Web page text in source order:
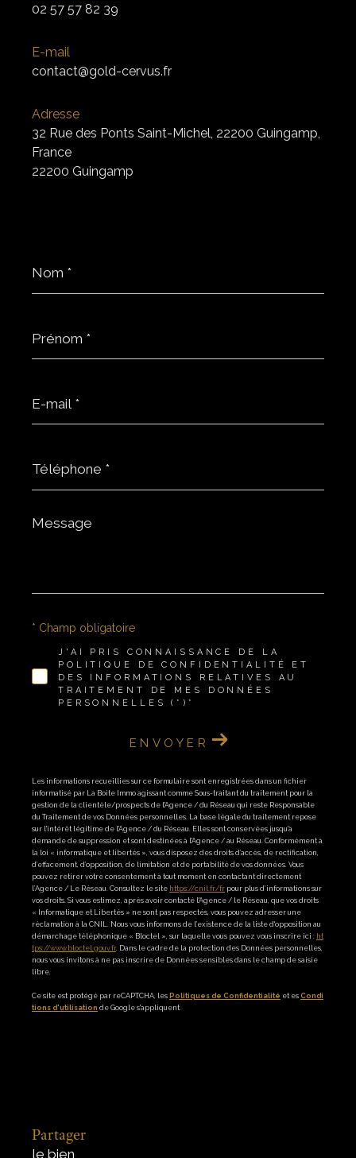
02 57 57 82 39
E-mail
contact@gold-cervus.fr
Adresse
32 Rue des Ponts Saint-Michel, 22200 Guingamp,
France
22200 Guingamp
*
*
mail
*
*
Message
*
J'AI PRIS CONNAISSANCE DE LA
POLITIQUE DE CONFIDENTIALITÉ ET
DES INFORMATIONS RELATIVES AU
TRAITEMENT DE MES DONNÉES
PERSONNELLES (*)*
* Champ obligatoire
ENVOYER
Les informations recueillies sur ce formulaire sont enregistrées dans un fichier
informatisé par La Boite Immo agissant comme Sous-traitant du traitement pour la
gestion de la clientèle/prospects de l'Agence / du Réseau qui reste Responsable
du Traitement de vos Données personnelles. La base légale du traitement repose
sur l'intérêt légitime de l'Agence / du Réseau. Elles sont conservées jusqu'à
demande de suppression et sont destinées à l'Agence / au Réseau. Conformément à
la loi « informatique et libertés », vous disposez des droits d’accès, de rectification,
d’effacement, d’opposition, de limitation et de portabilité de vos données. Vous
pouvez retirer votre consentement à tout moment en contactant directement
l’Agence / Le Réseau. Consultez le site https://cnil.fr/fr pour plus d’informations sur
vos droits. Si vous estimez, après avoir contacté l'Agence / le Réseau, que vos droits
« Informatique et Libertés » ne sont pas respectés, vous pouvez adresser une
réclamation à la CNIL. Nous vous informons de l’existence de la liste d'opposition au
démarchage téléphonique « Bloctel », sur laquelle vous pouvez vous inscrire ici : ht
tps://www.bloctel.gouv.fr. Dans le cadre de la protection des Données personnelles,
nous vous invitons à ne pas inscrire de Données sensibles dans le champ de saisie
libre.
Ce site est protégé par reCAPTCHA, les Politiques de Confidentialité et es Condi
tions d'utilisation de Google s'appliquent.
partager
le bien